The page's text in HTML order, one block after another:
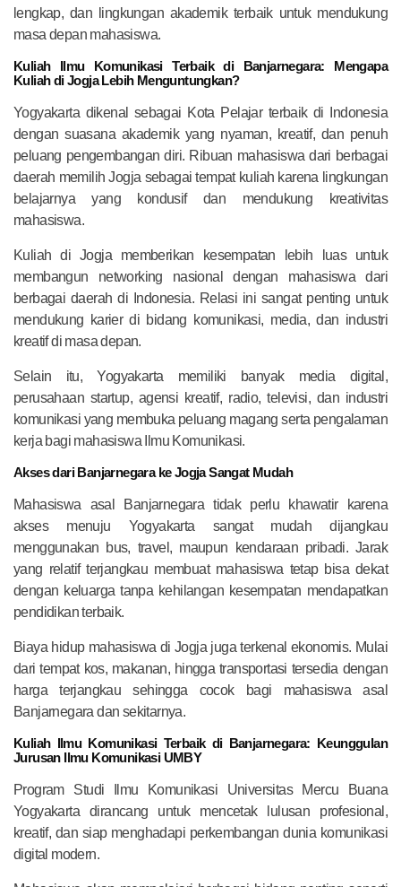
lengkap, dan lingkungan akademik terbaik untuk mendukung
masa depan mahasiswa.
Kuliah Ilmu Komunikasi Terbaik di Banjarnegara: Mengapa
Kuliah di Jogja Lebih Menguntungkan?
Yogyakarta dikenal sebagai Kota Pelajar terbaik di Indonesia
dengan suasana akademik yang nyaman, kreatif, dan penuh
peluang pengembangan diri. Ribuan mahasiswa dari berbagai
daerah memilih Jogja sebagai tempat kuliah karena lingkungan
belajarnya yang kondusif dan mendukung kreativitas
mahasiswa.
Kuliah di Jogja memberikan kesempatan lebih luas untuk
membangun networking nasional dengan mahasiswa dari
berbagai daerah di Indonesia. Relasi ini sangat penting untuk
mendukung karier di bidang komunikasi, media, dan industri
kreatif di masa depan.
Selain itu, Yogyakarta memiliki banyak media digital,
perusahaan startup, agensi kreatif, radio, televisi, dan industri
komunikasi yang membuka peluang magang serta pengalaman
kerja bagi mahasiswa Ilmu Komunikasi.
Akses dari Banjarnegara ke Jogja Sangat Mudah
Mahasiswa asal Banjarnegara tidak perlu khawatir karena
akses menuju Yogyakarta sangat mudah dijangkau
menggunakan bus, travel, maupun kendaraan pribadi. Jarak
yang relatif terjangkau membuat mahasiswa tetap bisa dekat
dengan keluarga tanpa kehilangan kesempatan mendapatkan
pendidikan terbaik.
Biaya hidup mahasiswa di Jogja juga terkenal ekonomis. Mulai
dari tempat kos, makanan, hingga transportasi tersedia dengan
harga terjangkau sehingga cocok bagi mahasiswa asal
Banjarnegara dan sekitarnya.
Kuliah Ilmu Komunikasi Terbaik di Banjarnegara: Keunggulan
Jurusan Ilmu Komunikasi UMBY
Program Studi Ilmu Komunikasi Universitas Mercu Buana
Yogyakarta dirancang untuk mencetak lulusan profesional,
kreatif, dan siap menghadapi perkembangan dunia komunikasi
digital modern.